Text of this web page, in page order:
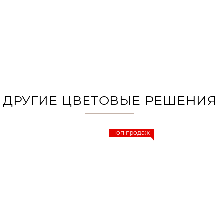
ДРУГИЕ ЦВЕТОВЫЕ РЕШЕНИЯ
Топ продаж